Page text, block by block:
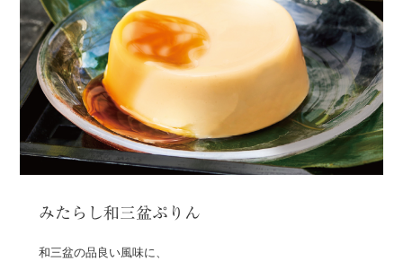
みたらし和三盆ぷりん
和三盆の品良い風味に、